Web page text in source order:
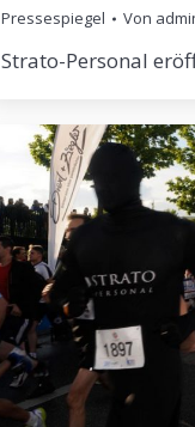
Pressespiegel Von
Strato-Personal